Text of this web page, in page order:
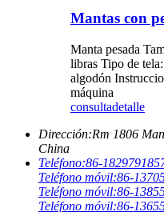
Mantas con
Manta pesada
libras Tipo de
algodón
máquina
consultadetalle
Dirección:Rm 1806
China
Teléfono:86-
Teléfono móvil:86-
Teléfono móvil:86-
Teléfono móvil:86-